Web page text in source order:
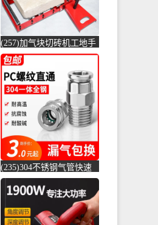
(257)加气块切砖机工地手
动轻质砖压砖机带钢尺水
泥砖泡沫砖-水泥切割机
(贞美旗舰店仅售390元)
(235)304不锈钢气管快速
接头快插气动快接螺纹高
压气嘴直-螺纹钢(卓成五